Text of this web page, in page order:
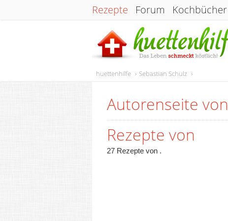
Rezepte Forum Kochbücher
huettenhilfe Sebastian Schulz
Autorenseite von
Rezepte von
27 Rezepte von .